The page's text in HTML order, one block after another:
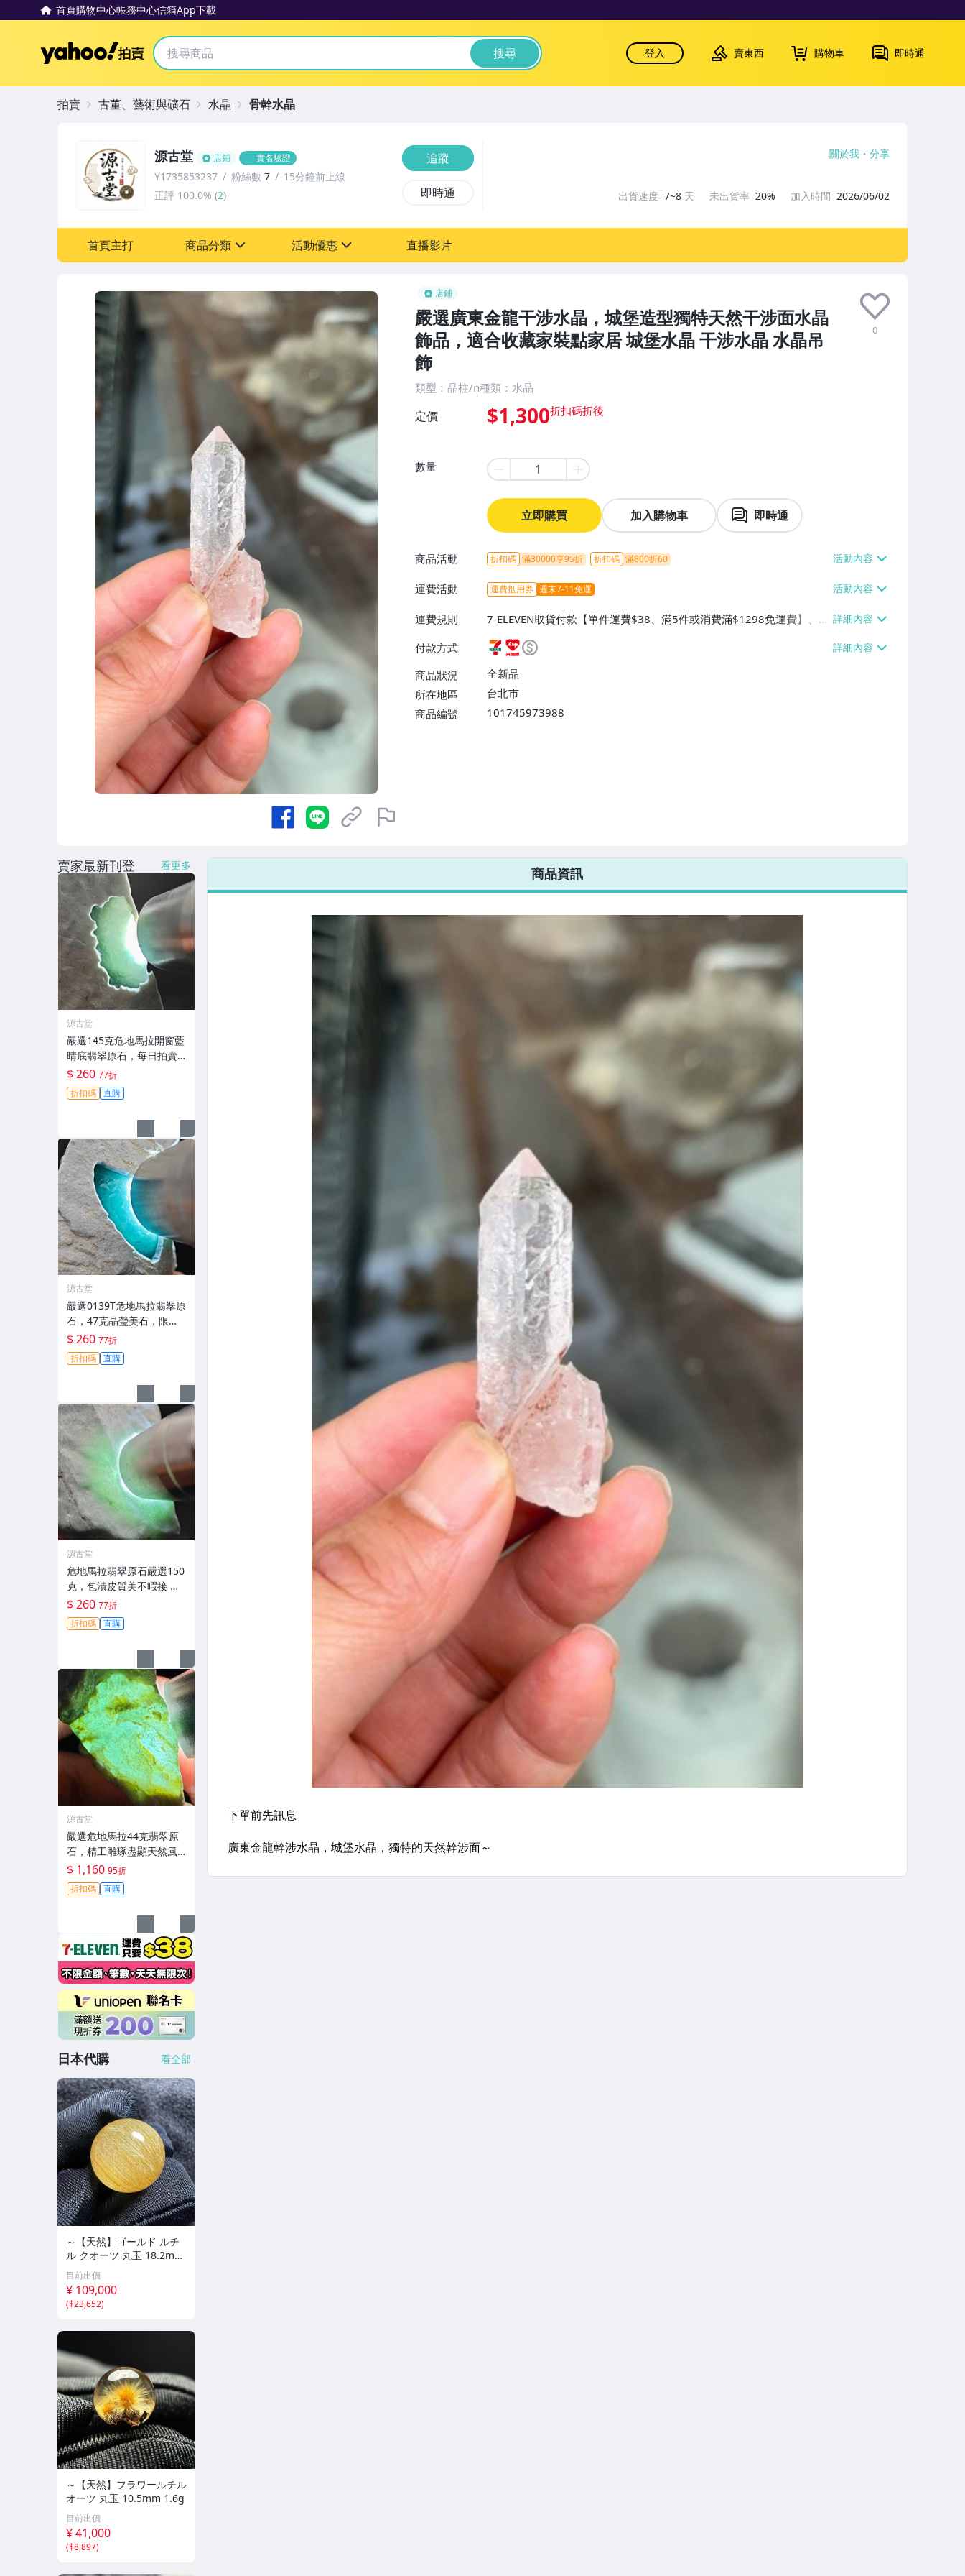
首頁購物中心帳務中心信箱App下載
Yahoo拍賣 搜尋 登入 賣東西 購物車 即時通
店鋪
嚴選廣東金龍干涉水晶，城堡造型獨特天然干涉面水晶
飾品，適合收藏家裝點家居 城堡水晶 干涉水晶 水晶吊
飾
0
類型：晶柱/n種類：水晶
定價 $1,300
數量
立即購買 加入購物車 即時通
商品活動 折扣碼 滿30000享95折 折扣碼 滿800折60
運費活動 運費抵用券 週末7-11免運
運費規則
7-ELEVEN取貨付款【單件運費$38、滿5件或消費滿$1298免運費】、7-
ELEVEN取貨不付款【免運費】、萊爾富取貨付款【單件運費$60、滿5件
或消費滿$1298免運費】、宅配/貨運【單件運費$120、滿5件或消費滿
$1598免運費】
付款方式
商品狀況
全新品
所在地區
台北市
商品編號
101745973988
源古堂 店鋪 實名驗證
Y1735853237 粉絲數 7
15分鐘前上線
正評 100.0% (2)
追蹤
即時通
關於我 分享
出貨速度 7~8 天 未出貨率 20% 加入時間 2026/06/02
首頁主打 商品分類 活動優惠
[全店] 粉絲專享
直播影片
拍賣 古董、藝術與礦石 水晶 骨幹水晶
商品資訊
賣家最新刊登 看更多
源古堂
嚴選145克危地馬拉開窗藍
晴底翡翠原石，每日拍賣
倒數計時，即刻競拍。危
地馬拉翡翠 擬價 藍色翡翠
晶塊 夜拍截標十一點
$ 260 77折
折扣碼 直購
源古堂
嚴選0139T危地馬拉翡翠原
石，47克晶瑩美石，限量
上拍，今夜11點截標！真
實成交等你來。危地馬拉
翡翠原石 拍賣
$ 260 77折
折扣碼 直購
源古堂
危地馬拉翡翠原石嚴選150
克，包漬皮質美不暇接 每
日拍賣晚11點截標 真實成
交 危地馬拉、翡翠原石、
包漿皮
$ 260 77折
折扣碼 直購
源古堂
嚴選危地馬拉44克翡翠原
石，精工雕琢盡顯天然風
采 每晚11點截標 日拍推薦
危地馬拉 翡翠原石 雕琢作
品
$ 1,160 95折
折扣碼 直購
日本代購 看全部
～【天然】ゴールド ルチ
ル クオーツ 丸玉 18.2mm
8.5g
目前出價
¥ 109,000
($23,652)
～【天然】フラワールチル
オーツ 丸玉 10.5mm 1.6g
目前出價
¥ 41,000
($8,897)